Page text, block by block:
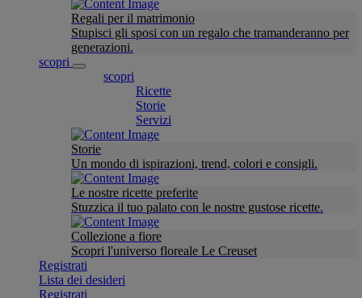
Regali per il matrimonio
Stupisci gli sposi con un regalo che tramanderanno per
generazioni.
scopri
scopri
Ricette
Storie
Servizi
Storie
Un mondo di ispirazioni, trend, colori e consigli.
Le nostre ricette preferite
Stuzzica il tuo palato con le nostre gustose ricette.
Collezione a fiore
Scopri l'universo floreale Le Creuset
Registrati
Lista dei desideri
Registrati